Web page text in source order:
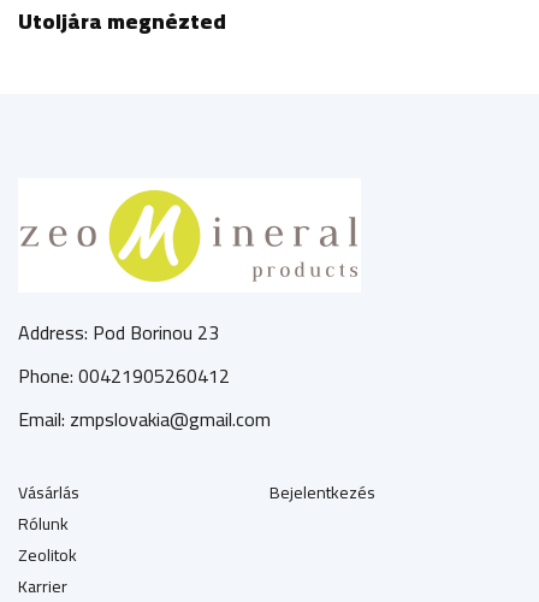
Utoljára megnézted
Address: Pod Borinou 23
Phone: 00421905260412
Email: zmpslovakia@gmail.com
Vásárlás
Rólunk
Zeolitok
Karrier
Bejelentkezés